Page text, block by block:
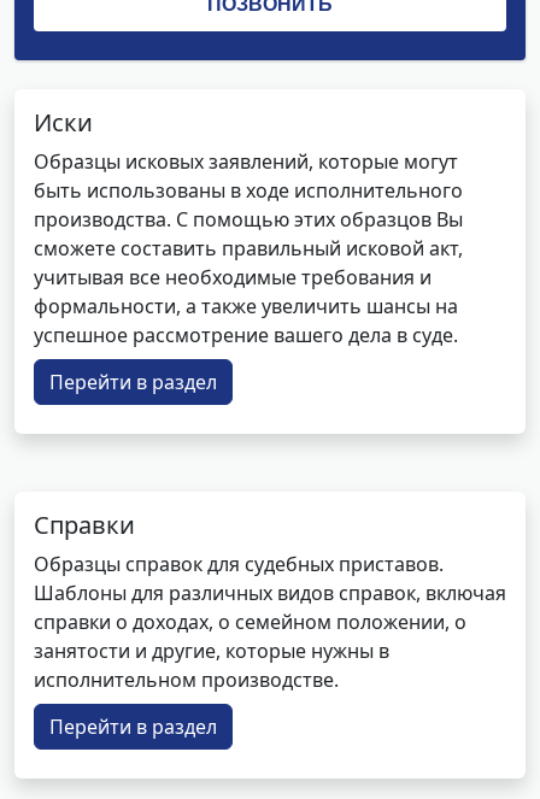
Иски
Образцы исковых заявлений, которые могут
быть использованы в ходе исполнительного
производства. С помощью этих образцов Вы
сможете составить правильный исковой акт,
учитывая все необходимые требования и
формальности, а также увеличить шансы на
успешное рассмотрение вашего дела в суде.
Перейти в раздел
Справки
Образцы справок для судебных приставов.
Шаблоны для различных видов справок, включая
справки о доходах, о семейном положении, о
занятости и другие, которые нужны в
исполнительном производстве.
Перейти в раздел